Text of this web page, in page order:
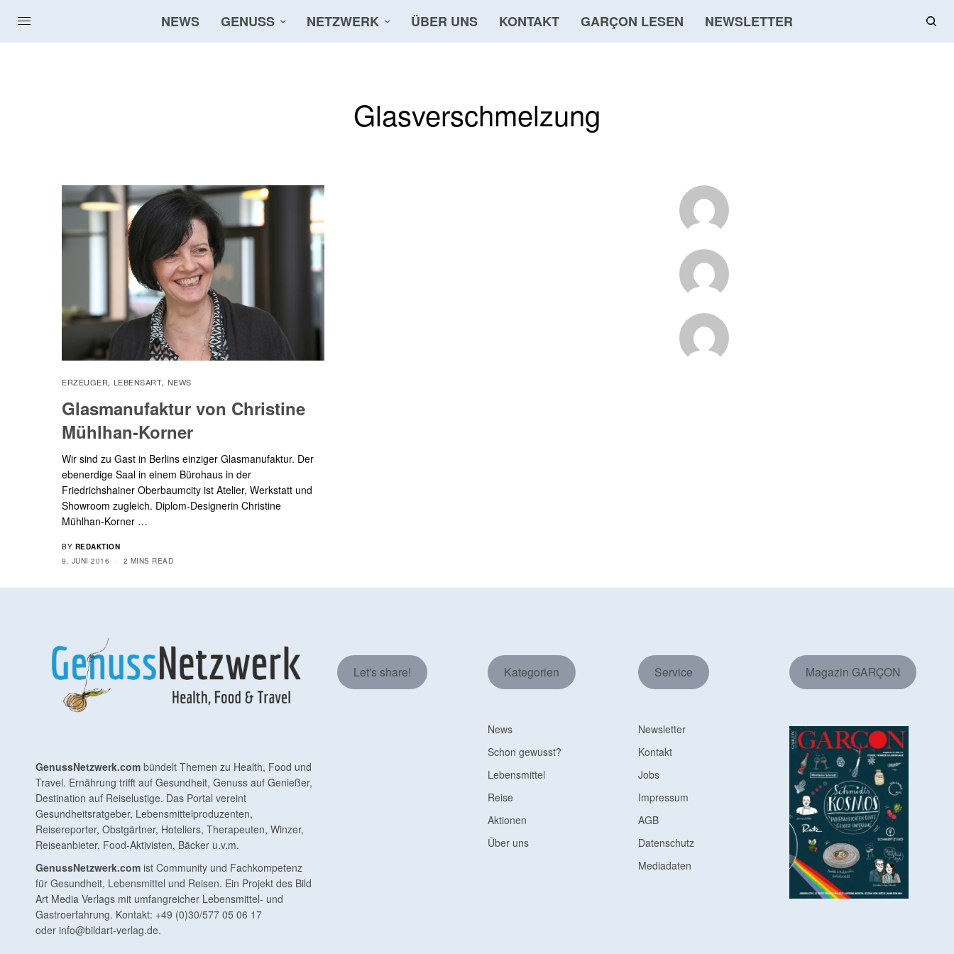
NEWS GENUSS NETZWERK ÜBER UNS KONTAKT GARÇON LESEN NEWSLETTER
Glasverschmelzung
ERZEUGER, LEBENSART, NEWS
Glasmanufaktur von Christine
Mühlhan-Korner
Wir sind zu Gast in Berlins einziger Glasmanufaktur. Der
ebenerdige Saal in einem Bürohaus in der
Friedrichshainer Oberbaumcity ist Atelier, Werkstatt und
Showroom zugleich. Diplom-Designerin Christine
Mühlhan-Korner …
BY REDAKTION
9. JUNI 2016
2 MINS READ
GenussNetzwerk.com bündelt Themen zu Health, Food und
Travel. Ernährung trifft auf Gesundheit, Genuss auf Genießer,
Destination auf Reiselustige. Das Portal vereint
Gesundheitsratgeber, Lebensmittelproduzenten,
Reisereporter, Obstgärtner, Hoteliers, Therapeuten, Winzer,
Reiseanbieter, Food-Aktivisten, Bäcker u.v.m.
GenussNetzwerk.com ist Community und Fachkompetenz
für Gesundheit, Lebensmittel und Reisen. Ein Projekt des Bild
Art Media Verlags mit umfangreicher Lebensmittel- und
Gastroerfahrung. Kontakt: +49 (0)30/577 05 06 17
oder info@bildart-verlag.de.
Let's share! Kategorien
News
Schon gewusst?
Lebensmittel
Reise
Aktionen
Über uns
Service
Newsletter
Kontakt
Jobs
Impressum
AGB
Datenschutz
Mediadaten
Magazin GARÇON